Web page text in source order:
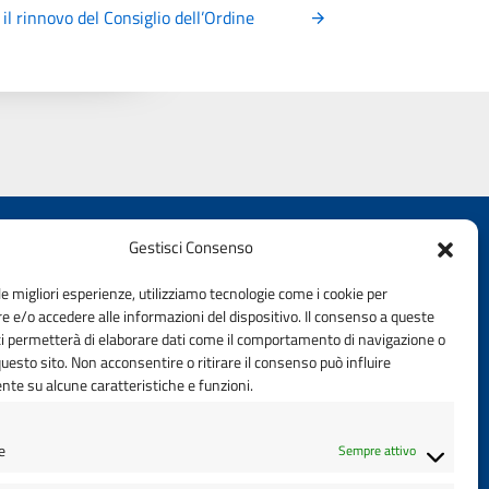
Gestisci Consenso
migliori esperienze, utilizziamo tecnologie come i cookie per
e/o accedere alle informazioni del dispositivo. Il consenso a queste
permetterà di elaborare dati come il comportamento di navigazione o
sito. Non acconsentire o ritirare il consenso può influire
su alcune caratteristiche e funzioni.
Sempre attivo
rinnovo del Consiglio dell’Ordine
Univoco